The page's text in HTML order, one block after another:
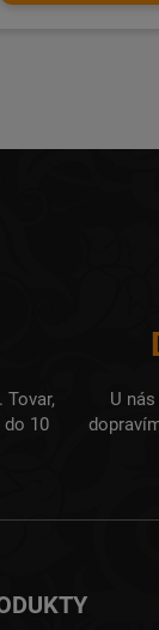
Tovar,
do 10
U